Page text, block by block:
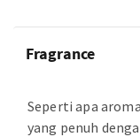
Fragrance
Seperti apa
yang penuh